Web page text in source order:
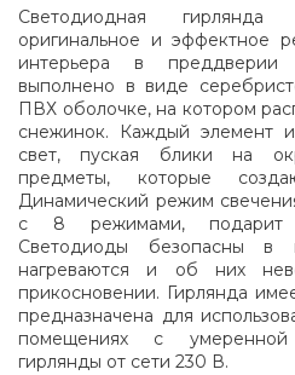
Светодиодная
оригинальное и эффектное
интерьера в преддверии
выполнено в виде
ПВХ оболочке, на котором
снежинок. Каждый элемент
свет, пуская блики на
предметы, которые
Динамический режим
с 8 режимами, подарит
Светодиоды безопасны в
нагреваются и об них
прикосновении. Гирлянда
предназначена для
помещениях с
гирлянды от сети 230 В.